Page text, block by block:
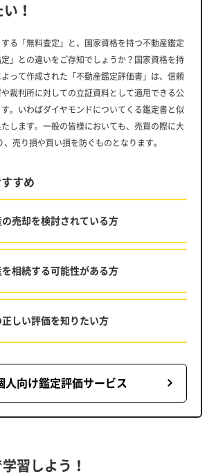
！
る「無料査定」と、国家資格を持つ不動産鑑定
」との違いをご存知でしょうか？国家資格を持
って作成された「不動産鑑定評価書」は、信頼
裁判所に対しての立証資料として適用できる公
。いわばダイヤモンドについてくる鑑定書と似
します。一般の皆様においても、売買の際に大
、売り損や買い損を防ぐものとなります。
すめ
売却を検討されている方
相続する可能性がある方
しい評価を知りたい方
人向け鑑定評価サービス
習しよう！